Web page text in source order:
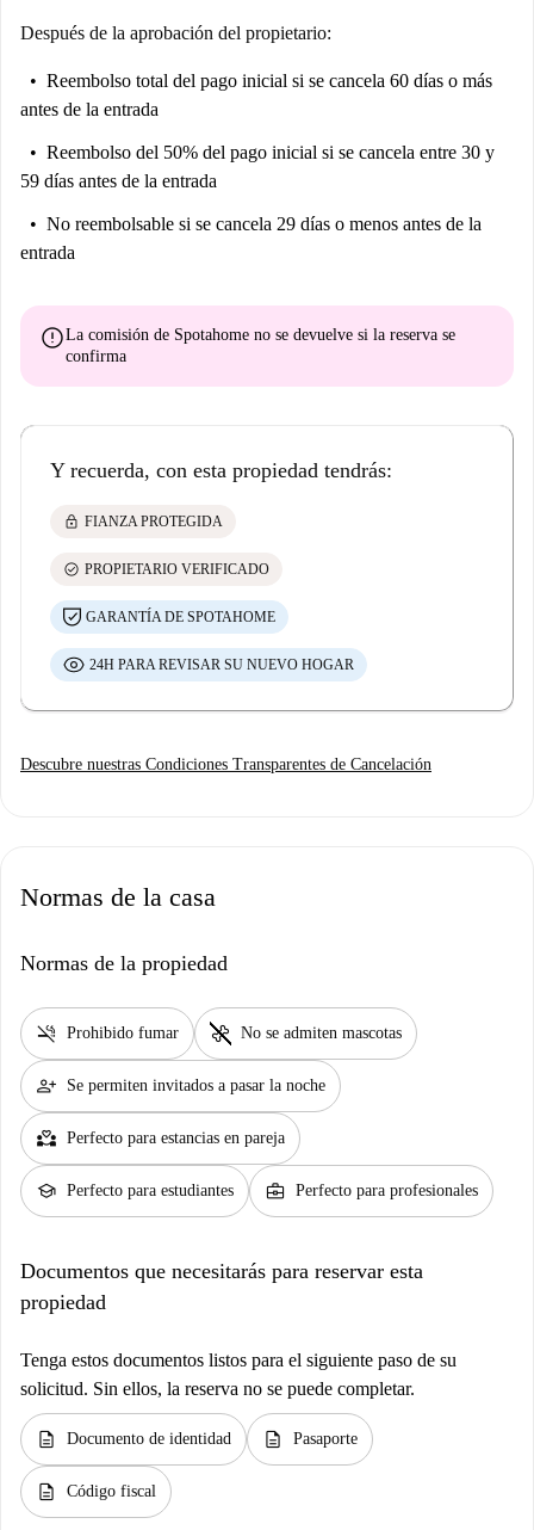
Después de la aprobación del propietario:
Reembolso total del pago inicial si se cancela 60 días o más
antes de la entrada
Reembolso del 50% del pago inicial si se cancela entre 30 y
59 días antes de la entrada
No reembolsable si se cancela 29 días o menos antes de la
entrada
errorLa comisión de Spotahome no se devuelve si la reserva se
confirma
Y recuerda, con esta propiedad tendrás:
lock FIANZA PROTEGIDA
check_circle PROPIETARIO VERIFICADO
GARANTÍA DE SPOTAHOME
24H PARA REVISAR SU NUEVO HOGAR
Descubre nuestras Condiciones Transparentes de Cancelación
Normas de la casa
Normas de la propiedad
smoke_free Prohibido fumar pet_supplies No se admiten mascotas
person_add Se permiten invitados a pasar la noche
partner_heart Perfecto para estancias en pareja
school Perfecto para estudiantes business_center Perfecto para profesionales
Documentos que necesitarás para reservar esta
propiedad
Tenga estos documentos listos para el siguiente paso de su
solicitud. Sin ellos, la reserva no se puede completar.
description Documento de identidad description Pasaporte
description Código fiscal